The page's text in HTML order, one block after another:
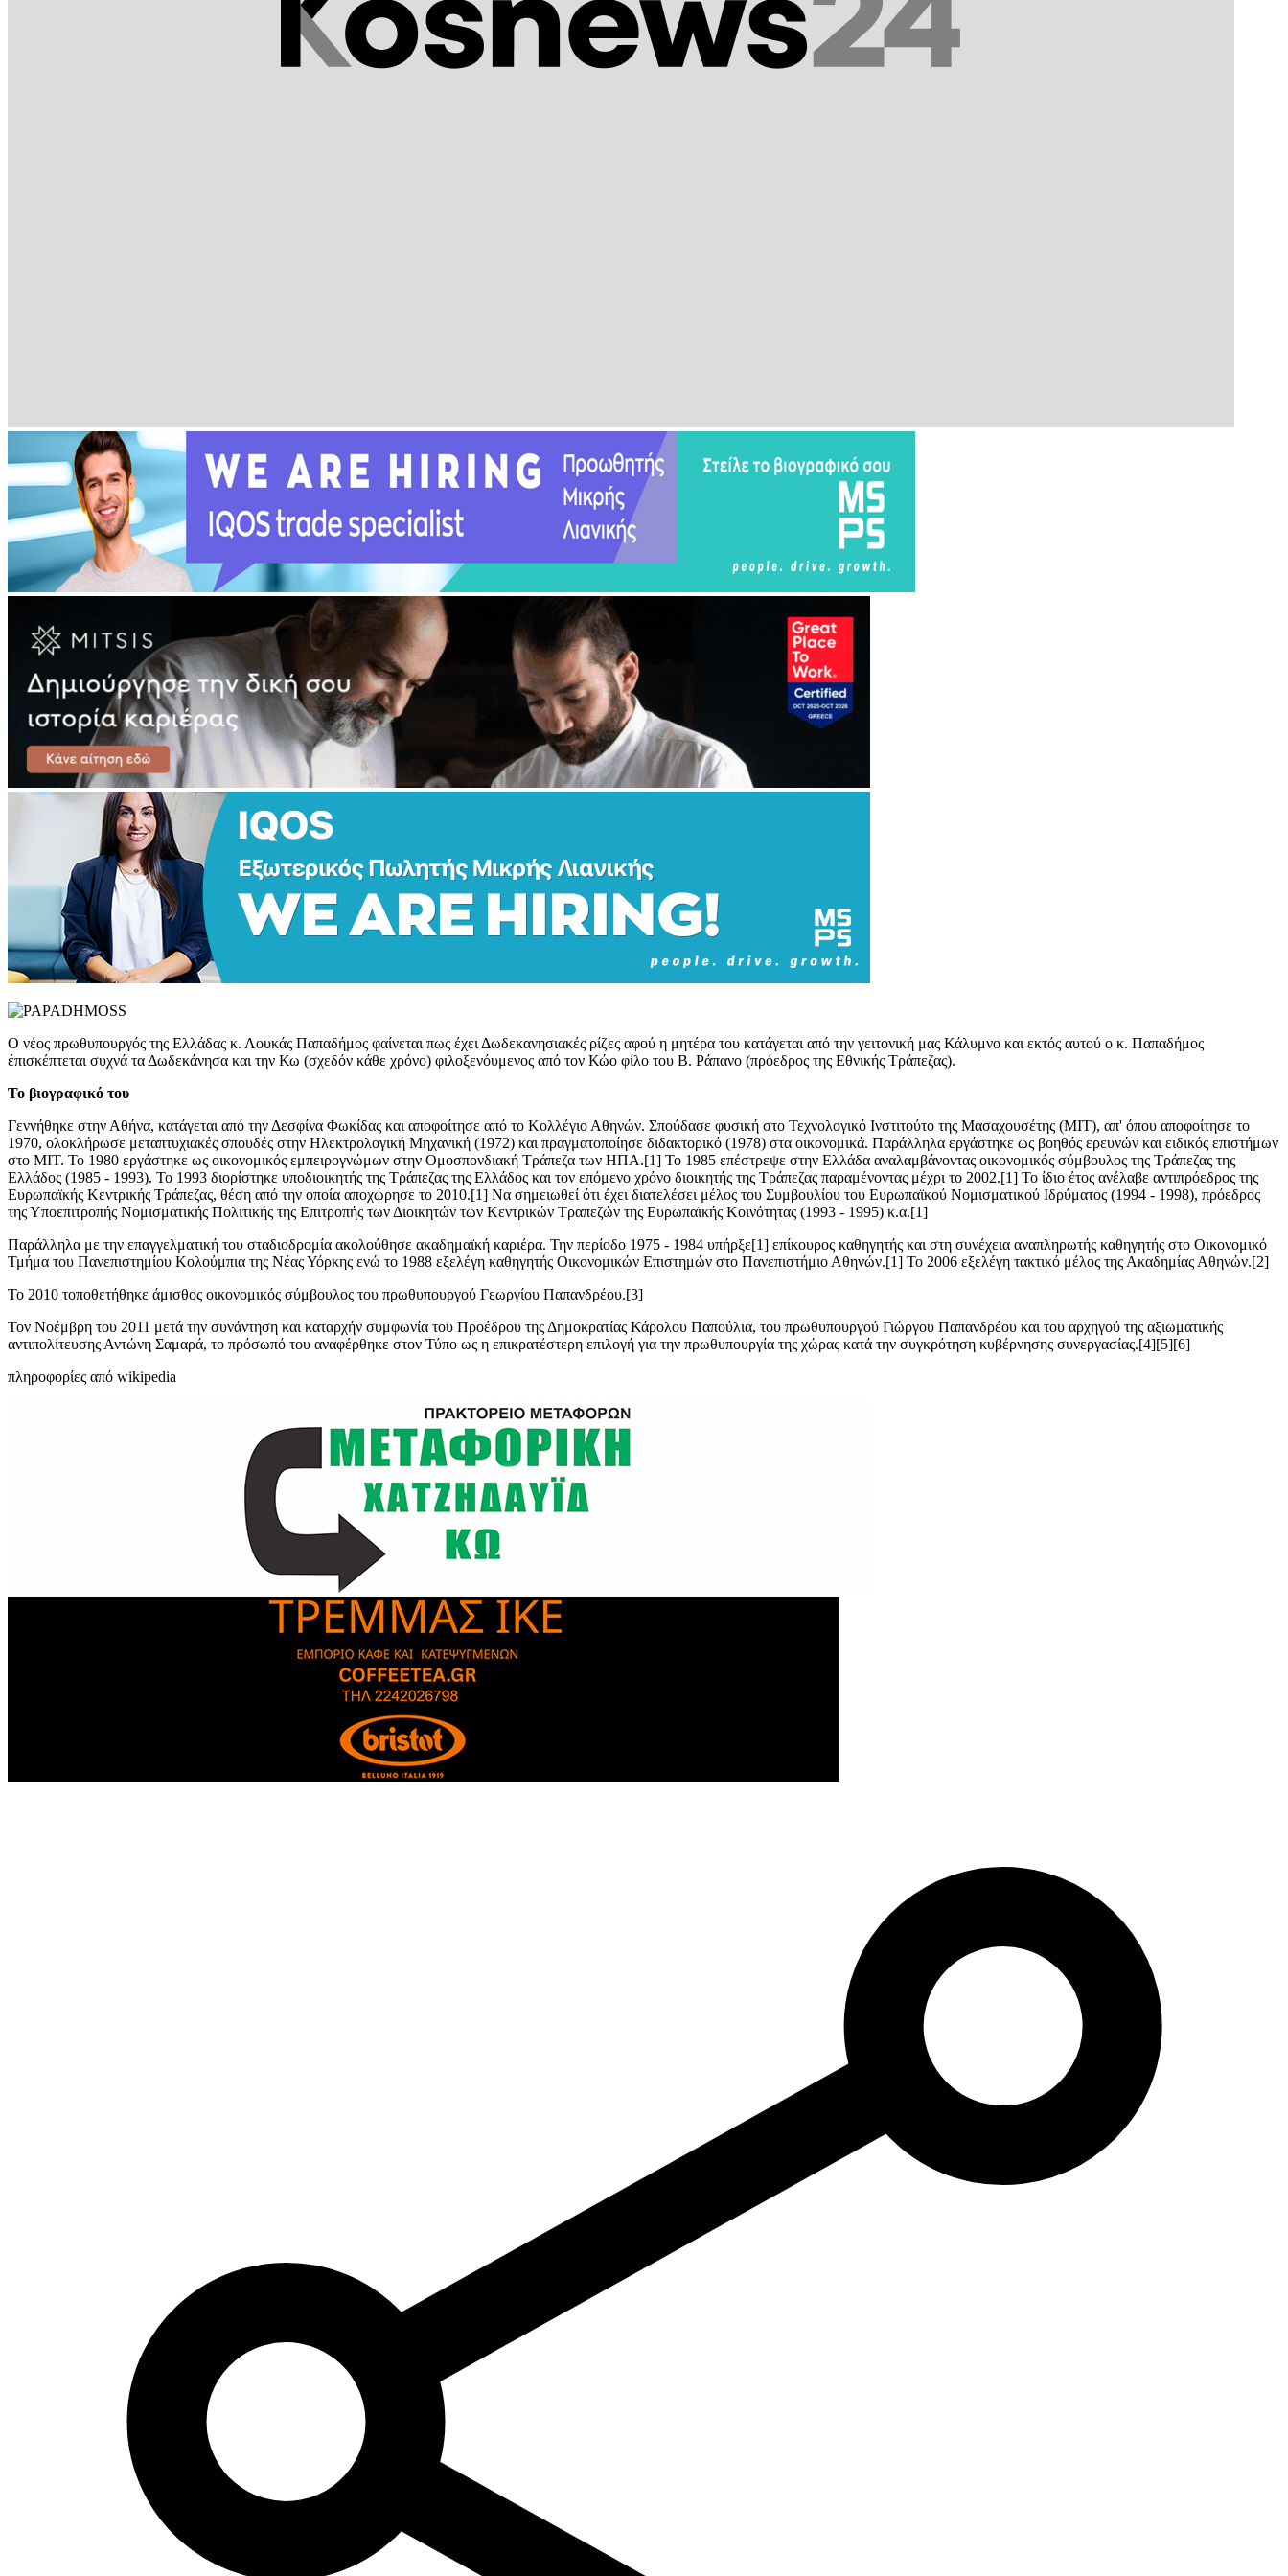
Ο νέος πρωθυπουργός της Ελλάδας κ. Λουκάς Παπαδήμος φαίνεται πως έχει Δωδεκανησιακές ρίζες αφού η μητέρα του κατάγεται από την γειτονική μας Κάλυμνο και εκτός αυτού ο κ. Παπαδήμος
έπισκέπτεται συχνά τα Δωδεκάνησα και την Κω (σχεδόν κάθε χρόνο) φιλοξενόυμενος από τον Κώο φίλο του Β. Ράπανο (πρόεδρος της Εθνικής Τράπεζας).
Το βιογραφικό του
Γεννήθηκε στην Αθήνα, κατάγεται από την Δεσφίνα Φωκίδας και αποφοίτησε από το Κολλέγιο Αθηνών. Σπούδασε φυσική στο Τεχνολογικό Ινστιτούτο της Μασαχουσέτης (ΜΙΤ), απ' όπου αποφοίτησε το
1970, ολοκλήρωσε μεταπτυχιακές σπουδές στην Ηλεκτρολογική Μηχανική (1972) και πραγματοποίησε διδακτορικό (1978) στα οικονομικά. Παράλληλα εργάστηκε ως βοηθός ερευνών και ειδικός επιστήμων
στο ΜΙΤ. Το 1980 εργάστηκε ως οικονομικός εμπειρογνώμων στην Ομοσπονδιακή Τράπεζα των ΗΠΑ.[1] Το 1985 επέστρεψε στην Ελλάδα αναλαμβάνοντας οικονομικός σύμβουλος της Τράπεζας της
Ελλάδος (1985 - 1993). Το 1993 διορίστηκε υποδιοικητής της Τράπεζας της Ελλάδος και τον επόμενο χρόνο διοικητής της Τράπεζας παραμένοντας μέχρι το 2002.[1] Το ίδιο έτος ανέλαβε αντιπρόεδρος της
Ευρωπαϊκής Κεντρικής Τράπεζας, θέση από την οποία αποχώρησε το 2010.[1] Να σημειωθεί ότι έχει διατελέσει μέλος του Συμβουλίου του Ευρωπαϊκού Νομισματικού Ιδρύματος (1994 - 1998), πρόεδρος
της Υποεπιτροπής Νομισματικής Πολιτικής της Επιτροπής των Διοικητών των Κεντρικών Τραπεζών της Ευρωπαϊκής Κοινότητας (1993 - 1995) κ.α.[1]
Παράλληλα με την επαγγελματική του σταδιοδρομία ακολούθησε ακαδημαϊκή καριέρα. Την περίοδο 1975 - 1984 υπήρξε[1] επίκουρος καθηγητής και στη συνέχεια αναπληρωτής καθηγητής στο Οικονομικό
Τμήμα του Πανεπιστημίου Κολούμπια της Νέας Υόρκης ενώ το 1988 εξελέγη καθηγητής Οικονομικών Επιστημών στο Πανεπιστήμιο Αθηνών.[1] Το 2006 εξελέγη τακτικό μέλος της Ακαδημίας Αθηνών.[2]
Το 2010 τοποθετήθηκε άμισθος οικονομικός σύμβουλος του πρωθυπουργού Γεωργίου Παπανδρέου.[3]
Τον Νοέμβρη του 2011 μετά την συνάντηση και καταρχήν συμφωνία του Προέδρου της Δημοκρατίας Κάρολου Παπούλια, του πρωθυπουργού Γιώργου Παπανδρέου και του αρχηγού της αξιωματικής
αντιπολίτευσης Αντώνη Σαμαρά, το πρόσωπό του αναφέρθηκε στον Τύπο ως η επικρατέστερη επιλογή για την πρωθυπουργία της χώρας κατά την συγκρότηση κυβέρνησης συνεργασίας.[4][5][6]
πληροφορίες από wikipedia